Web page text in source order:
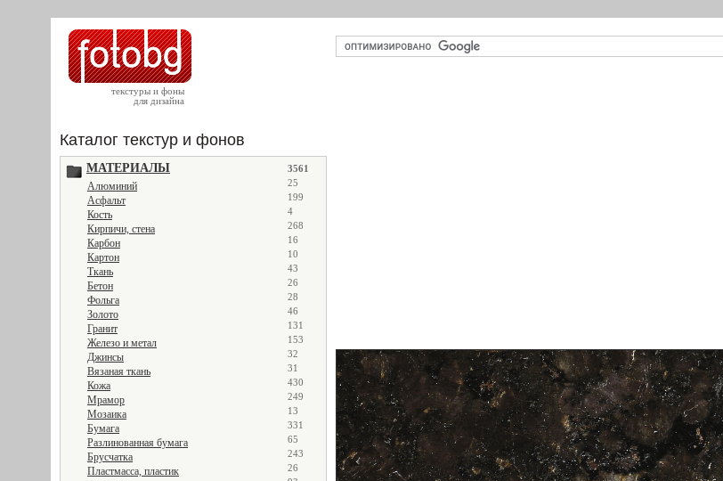
текстуры и фоны
для дизайна
Каталог текстур и фонов
МАТЕРИАЛЫ 3561
Алюминий 25
Асфальт 199
Кость 4
Кирпичи, стена 268
Карбон 16
Картон 10
Ткань 43
Бетон 26
Фольга 28
Золото 46
Гранит 131
Железо и метал 153
Джинсы 32
Вязаная ткань 31
Кожа 430
Мрамор 249
Мозаика 13
Бумага 331
Разлинованная бумага 65
Брусчатка 243
Пластмасса, пластик 26